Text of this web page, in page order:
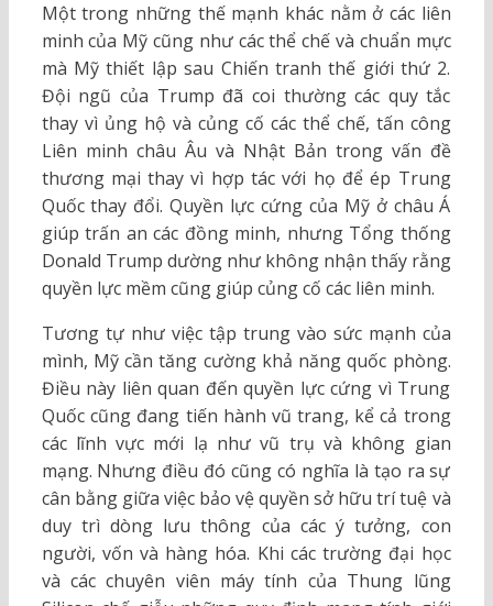
Một trong những thế mạnh khác nằm ở các liên
minh của Mỹ cũng như các thể chế và chuẩn mực
mà Mỹ thiết lập sau Chiến tranh thế giới thứ 2.
Đội ngũ của Trump đã coi thường các quy tắc
thay vì ủng hộ và củng cố các thể chế, tấn công
Liên minh châu Âu và Nhật Bản trong vấn đề
thương mại thay vì hợp tác với họ để ép Trung
Quốc thay đổi. Quyền lực cứng của Mỹ ở châu Á
giúp trấn an các đồng minh, nhưng Tổng thống
Donald Trump dường như không nhận thấy rằng
quyền lực mềm cũng giúp củng cố các liên minh.
Tương tự như việc tập trung vào sức mạnh của
mình, Mỹ cần tăng cường khả năng quốc phòng.
Điều này liên quan đến quyền lực cứng vì Trung
Quốc cũng đang tiến hành vũ trang, kể cả trong
các lĩnh vực mới lạ như vũ trụ và không gian
mạng. Nhưng điều đó cũng có nghĩa là tạo ra sự
cân bằng giữa việc bảo vệ quyền sở hữu trí tuệ và
duy trì dòng lưu thông của các ý tưởng, con
người, vốn và hàng hóa. Khi các trường đại học
và các chuyên viên máy tính của Thung lũng